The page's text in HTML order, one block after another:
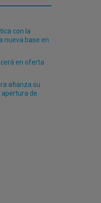
con la
nueva base en
en oferta
afianza su
apertura de